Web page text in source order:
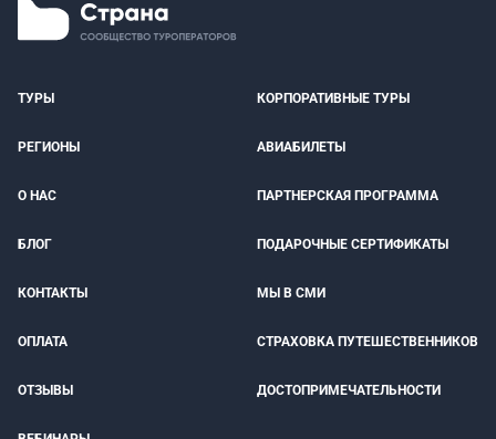
ТУРЫ КОРПОРАТИВНЫЕ ТУРЫ
РЕГИОНЫ АВИАБИЛЕТЫ
О НАС ПАРТНЕРСКАЯ ПРОГРАММА
БЛОГ ПОДАРОЧНЫЕ СЕРТИФИКАТЫ
КОНТАКТЫ МЫ В СМИ
ОПЛАТА СТРАХОВКА ПУТЕШЕСТВЕННИКОВ
ОТЗЫВЫ ДОСТОПРИМЕЧАТЕЛЬНОСТИ